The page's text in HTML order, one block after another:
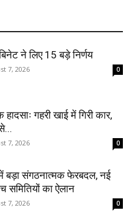
ने लिए 15 बड़े निर्णय
7, 2026 0
गहरी खाई में गिरी कार,
7, 2026 0
बड़ा संगठनात्मक फेरबदल, नई
समितियों का ऐलान
7, 2026 0